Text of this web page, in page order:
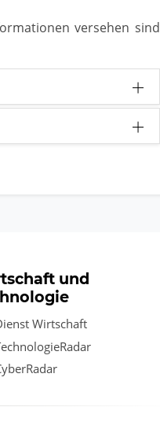
versehen sind
und
Wirtschaft